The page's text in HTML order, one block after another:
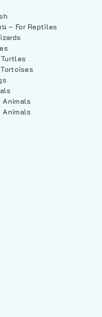
– For Reptiles